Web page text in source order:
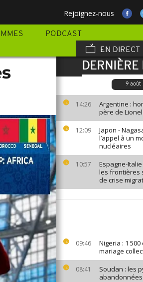
Rejoignez-nous
PODCAST
EN DIRECT
DERNIÈRE
9 août
14:26
Argentine :
père de
12:09
Japon -
l’appel à un
nucléaires
10:57
Espagne-
les frontières
de crise
09:46
Nigeria : 1
mariage
08:41
Soudan : les